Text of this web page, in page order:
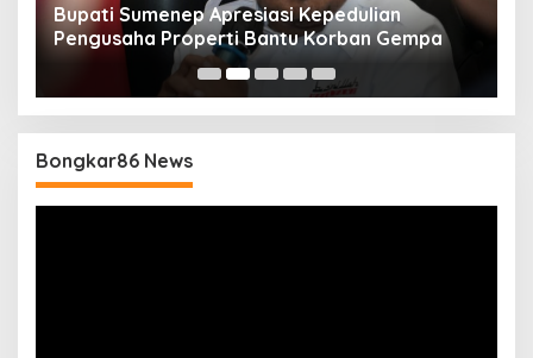
Bupati Sumenep Apresiasi Kepedulian
Pengusaha Properti Bantu Korban Gempa
Bongkar86 News